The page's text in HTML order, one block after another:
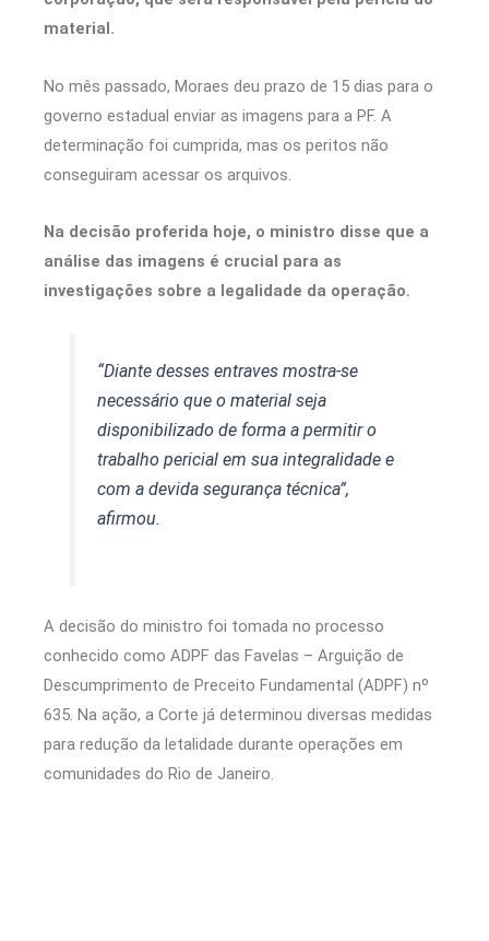
material.
No mês passado, Moraes deu prazo de 15 dias para o
governo estadual enviar as imagens para a PF. A
determinação foi cumprida, mas os peritos não
conseguiram acessar os arquivos.
Na decisão proferida hoje, o ministro disse que a
análise das imagens é crucial para as
investigações sobre a legalidade da operação.
“Diante desses entraves mostra-se
necessário que o material seja
disponibilizado de forma a permitir o
trabalho pericial em sua integralidade e
com a devida segurança técnica”,
afirmou.
A decisão do ministro foi tomada no processo
conhecido como ADPF das Favelas – Arguição de
Descumprimento de Preceito Fundamental (ADPF) nº
635. Na ação, a Corte já determinou diversas medidas
para redução da letalidade durante operações em
comunidades do Rio de Janeiro.